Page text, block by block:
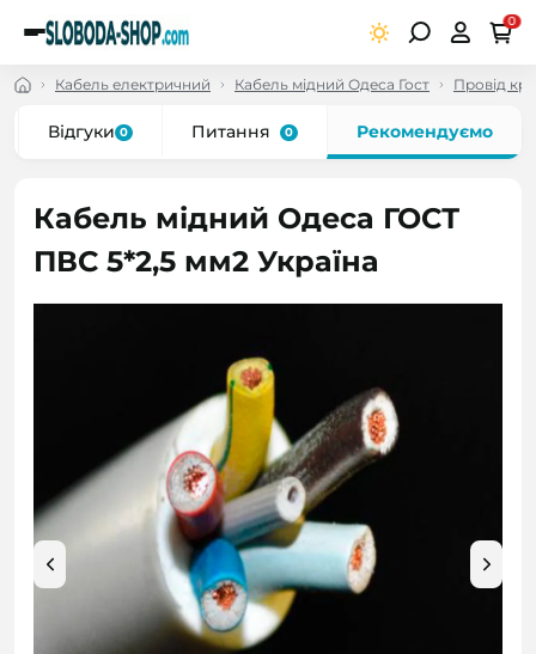
0
Кабель електричний Кабель мідний Одеса Гост Провід
Відгуки 0 Питання 0 Рекомендуємо
Кабель мідний Одеса ГОСТ
ПВС 5*2,5 мм2 Україна